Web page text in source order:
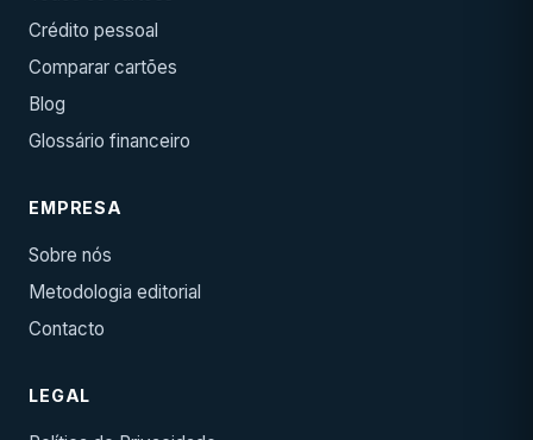
Crédito pessoal
Comparar cartões
Blog
Glossário financeiro
EMPRESA
Sobre nós
Metodologia editorial
Contacto
LEGAL